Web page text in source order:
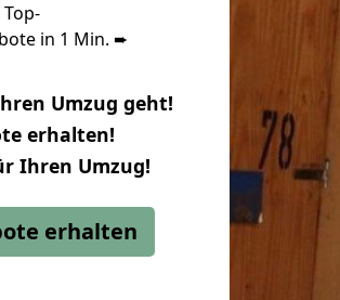
in 1 Min. ➨
Umzug geht!
erhalten!
Ihren Umzug!
erhalten